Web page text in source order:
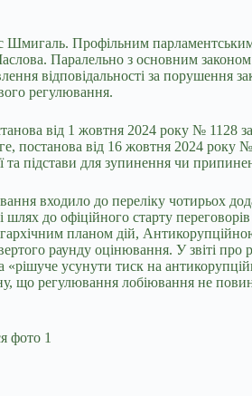
Шмигаль. Профільним
Паралельно з основним
відповідальності за порушення
регулювання.
від 1 жовтня 2024 року № 1128
постанова від 16 жовтня 2024
та підстави для зупинення чи
входило до переліку чотирьох
до офіційного старту
планом дій,
раунду оцінювання. У звіті
усунути тиск на
що регулювання лобіювання не